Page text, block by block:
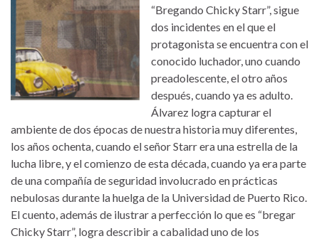
“Bregando Chicky Starr”, sigue
dos incidentes en el que el
protagonista se encuentra con el
conocido luchador, uno cuando
preadolescente, el otro años
después, cuando ya es adulto.
Álvarez logra capturar el
ambiente de dos épocas de nuestra historia muy diferentes,
los años ochenta, cuando el señor Starr era una estrella de la
lucha libre, y el comienzo de esta década, cuando ya era parte
de una compañía de seguridad involucrado en prácticas
nebulosas durante la huelga de la Universidad de Puerto Rico.
El cuento, además de ilustrar a perfección lo que es “bregar
Chicky Starr”, logra describir a cabalidad uno de los